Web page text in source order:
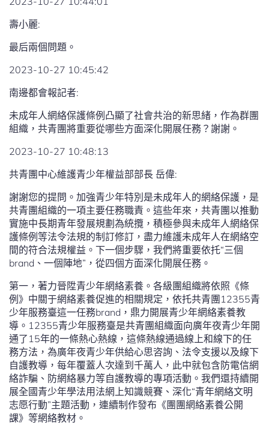
壽小麗:
最后兩個問題。
2023-10-27 10:45:42
南邊都會報記者:
未成年人網絡保護條例凸顯了社會共治的新思緒，作為群團
組織，共青團將重要從哪些方面深化開展任務？謝謝。
2023-10-27 10:48:13
共青團中心維護青少年權益部部長 岳偉:
謝謝您的提問。加強青少年特別是未成年人的網絡保護，是
共青團組織的一項主要任務職責。這些年來，共青團以推動
實施中長期青年發展規劃為統攬，積極參與未成年人網絡保
護條例等法令法規的制訂修訂，盡力維護未成年人在網絡空
間的符合法規權益。下一個步驟，我們將重要依托“三個
brand、一個陣地”，從四個方面深化開展任務。
第一，著力晉陞青少年網絡素養。各級團組織將依照《條
例》中關于網絡素養促進的相關規定，依托共青團12355青
少年服務臺這一任務brand，鼎力開展青少年網絡素養教
導。12355青少年服務臺是共青團組織面向廣年夜青少年開
通了15年的一條熱心熱線，這條熱線通過線上和線下的任
務方法，為廣年夜青少年供給心思咨詢、法令支援以及線下
自護教導，每年覆蓋人次達到千萬人，此中就包含防電信網
絡詐騙、防網絡暴力等自護教導的專項活動。我們還持續開
展全國青少年學法用法網上知識競賽、深化“青年網絡文明
志愿行動”主題活動，連續制作發布《團團網絡素養公開
課》等網絡教材。